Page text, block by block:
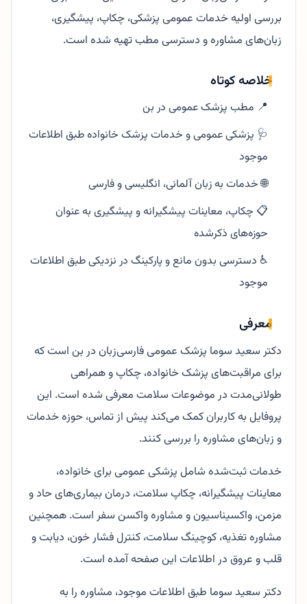
بررسی اولیه خدمات عمومی پزشکی، چکاپ، پیشگیری،
زبان‌های مشاوره و دسترسی مطب تهیه شده است.
خلاصه کوتاه
📍 مطب پزشک عمومی در بن
🩺 پزشکی عمومی و خدمات پزشک خانواده طبق اطلاعات
موجود
🌐 خدمات به زبان آلمانی، انگلیسی و فارسی
📋 چکاپ، معاینات پیشگیرانه و پیشگیری به عنوان
حوزه‌های ذکرشده
♿ دسترسی بدون مانع و پارکینگ در نزدیکی طبق اطلاعات
موجود
معرفی
دکتر سعید سوما پزشک عمومی فارسی‌زبان در بن است که
برای مراقبت‌های پزشک خانواده، چکاپ و همراهی
طولانی‌مدت در موضوعات سلامت معرفی شده است. این
پروفایل به کاربران کمک می‌کند پیش از تماس، حوزه خدمات
و زبان‌های مشاوره را بررسی کنند.
خدمات ثبت‌شده شامل پزشکی عمومی برای خانواده،
معاینات پیشگیرانه، چکاپ سلامت، درمان بیماری‌های حاد و
مزمن، واکسیناسیون و مشاوره واکسن سفر است. همچنین
مشاوره تغذیه، کوچینگ سلامت، کنترل فشار خون، دیابت و
قلب و عروق در اطلاعات این صفحه آمده است.
دکتر سعید سوما طبق اطلاعات موجود، مشاوره را به